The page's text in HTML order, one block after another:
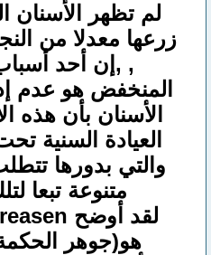
لم تظهر الأسنان
, ,إن أحد
المنخفض هو عدم
الأسنان بأن هذه
العيادة السنية
والتي بدورها
متنوعة تبعا
هو(جوهر